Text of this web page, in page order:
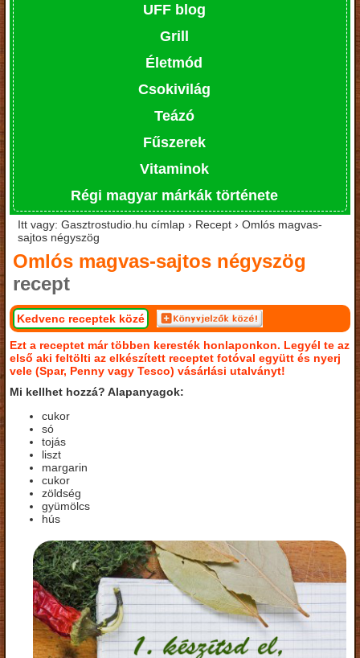
UFF blog
Grill
Életmód
Csokivilág
Teázó
Fűszerek
Vitaminok
Régi magyar márkák története
Itt vagy: Gasztrostudio.hu címlap › Recept › Omlós magvas-
sajtos négyszög
Omlós magvas-sajtos négyszög
recept
Kedvenc receptek közé
Ezt a receptet már többen keresték honlaponkon. Legyél te az
első aki feltölti az elkészített receptet fotóval együtt és nyerj
vele (Spar, Penny vagy Tesco) vásárlási utalványt!
Mi kellhet hozzá? Alapanyagok:
cukor
só
tojás
liszt
margarin
cukor
zöldség
gyümölcs
hús